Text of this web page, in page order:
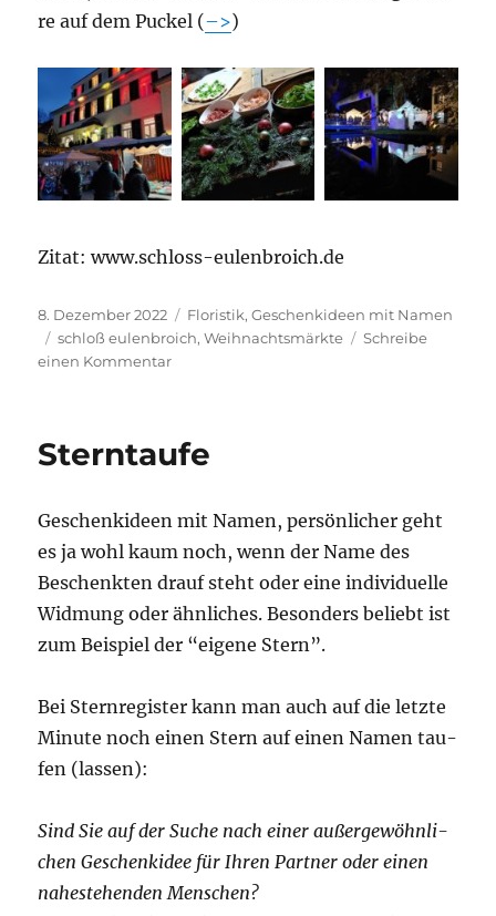
re auf dem Puckel (–>)
Zitat: www.schloss-eulenbroich.de
Veröffentlicht
am
8. Dezember 2022 Kategorien
Floristik,Geschenkideen mit Namen
Schlagwörter
schloß eulenbroich,Weihnachtsmärkte
Schreibe
einen Kommentarzu
Sterntaufe
Geschenk­ideen mit Namen, per­sön­li­cher geht
es ja wohl kaum noch, wenn der Name des
Beschenk­ten drauf steht oder eine indi­vi­du­el­le
Wid­mung oder ähn­li­ches. Beson­ders beliebt ist
zum Bei­spiel der “eige­ne Stern”.
Bei Stern­re­gis­ter kann man auch auf die letz­te
Minu­te noch einen Stern auf einen Namen tau­
fen (las­sen):
Sind Sie auf der Suche nach einer außer­ge­wöhn­li­
chen Geschenk­idee für Ihren Part­ner oder einen
nahe­ste­hen­den Menschen?